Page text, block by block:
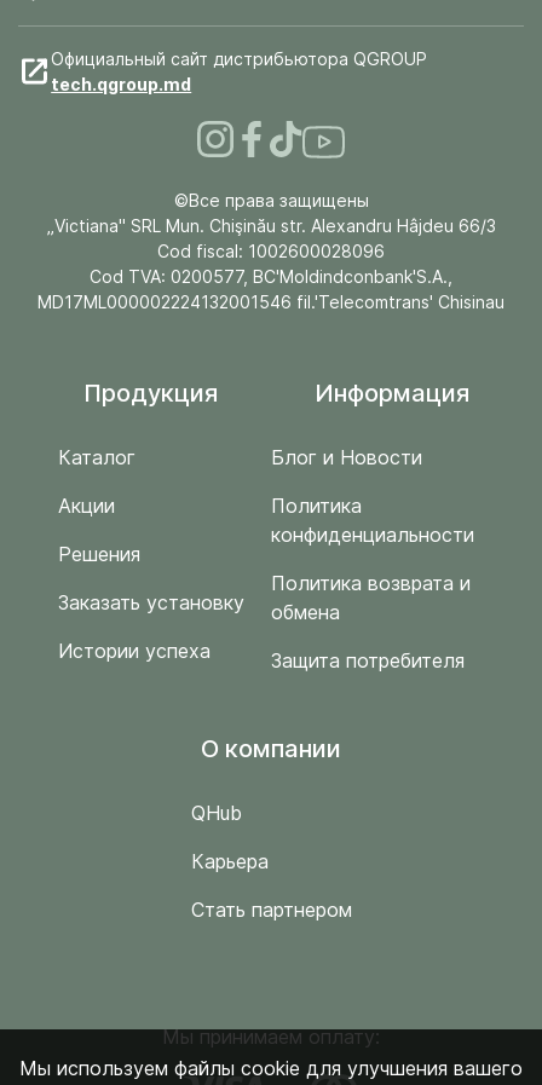
Официальный сайт дистрибьютора QGROUP
tech.qgroup.md
©Все права защищены
„Victiana" SRL Mun. Chişinău str. Alexandru Hâjdeu 66/3
Cod fiscal: 1002600028096
Cod TVA: 0200577, BC'Moldindconbank'S.A.,
MD17ML000002224132001546 fil.'Telecomtrans' Chisinau
Продукция
Каталог
Акции
Решения
Заказать установку
Истории успеха
Информация
Блог и Новости
Политика
конфиденциальности
Политика возврата и
обмена
Защита потребителя
O компании
QHub
Карьера
Стать партнером
Мы принимаем оплату:
Мы используем файлы cookie для улучшения вашего